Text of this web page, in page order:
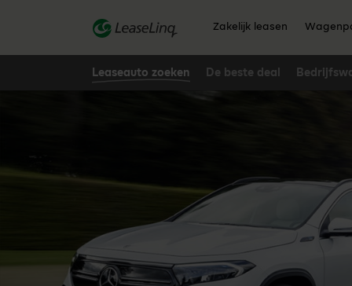
Zakelijk leasen
Leaseauto zoeken De beste deal